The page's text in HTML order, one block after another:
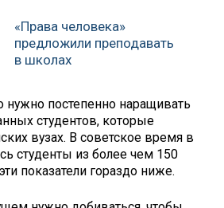
«Права человека»
предложили преподавать
в школах
нужно постепенно наращивать
студентов, которые
вузах. В советское время в
студенты из более чем 150
показатели гораздо ниже.